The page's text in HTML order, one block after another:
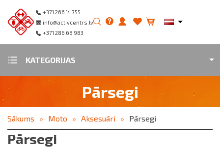
+371 266 14 755
info@activcentrs.lv
+371 286 68 983
KATEGORIJAS
Pārsegi
Sākums Moto Aksesuāri Pārsegi
Pārsegi